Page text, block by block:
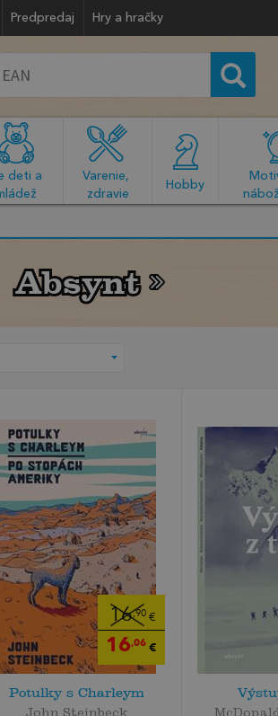
Predpredaj Hry a hračky
deti a
Varenie,
zdravie
Hobby
Absynt
Absynt
16,90€
16,06€
Potulky s Charleym
John Steinbeck